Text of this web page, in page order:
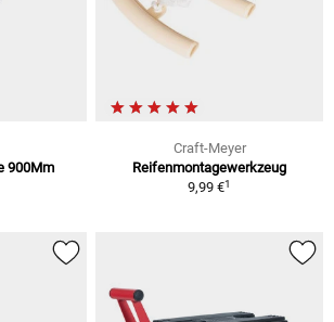
900Mm
Craft-Meyer
Reifenmontagewerkzeug
9,99 €1